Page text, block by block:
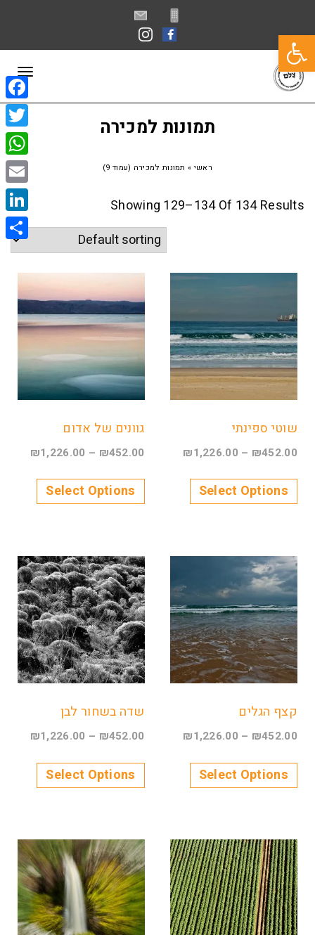
פתח סרגל נגישות
תמונות למכירה
ראשי » תמונות למכירה (עמוד 9)
Showing 129–134 Of 134 Results
שוטי ספינתי
₪452.00
–
₪1,226.00
Select Options
גוונים של אדום
₪452.00
–
₪1,226.00
Select Options
קצף הגלים
₪452.00
–
₪1,226.00
Select Options
שדה בשחור לבן
₪452.00
–
₪1,226.00
Select Options